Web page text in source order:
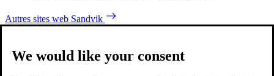
Autres sites web Sandvik
We would like your consent